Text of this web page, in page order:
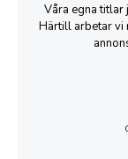
Våra egna titlar
Härtill arbetar vi